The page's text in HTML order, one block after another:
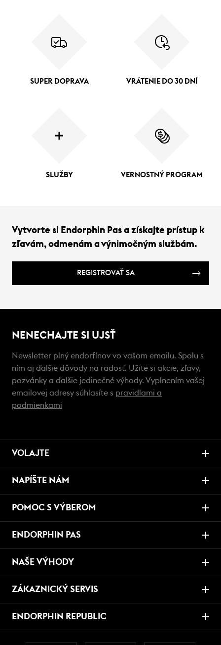
SUPER DOPRAVA VRÁTENIE DO 30 DNÍ
SLUŽBY VERNOSTNÝ PROGRAM
Vytvorte si Endorphin Pas a získajte prístup k
zľavám, odmenám a výnimočným službám.
REGISTROVAŤ SA
NENECHAJTE SI UJSŤ
Newsletter plný endorfínov vo vašom emailu. Spolu s
ním aj ďalšie dôvody na radosť. Užite si akcie, zľavy,
pozvánky a ďalšie jedinečné výhody. Vyplnením vašej
emailovej adresy súhlasíte s pravidlami a
podmienkami
VOLAJTE
NAPÍŠTE NÁM
POMOC S VÝBEROM
ENDORPHIN PAS
NAŠE VÝHODY
ZÁKAZNICKÝ SERVIS
ENDORPHIN REPUBLIC